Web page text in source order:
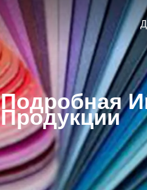
Подробная
Продукции